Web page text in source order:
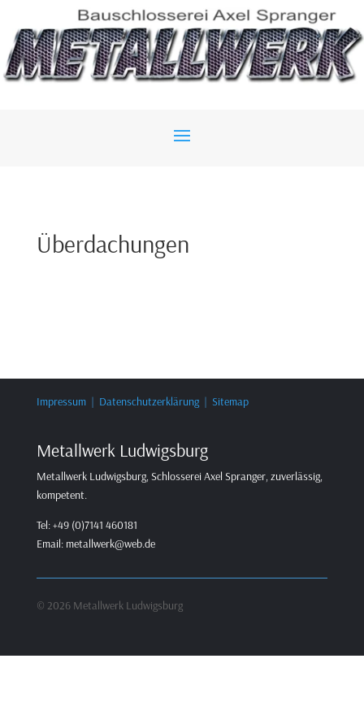
Überdachungen
Impressum| Datenschutzerklärung| Sitemap
Metallwerk Ludwigsburg
Metallwerk Ludwigsburg, Schlosserei Axel Spranger, zuverlässig,
kompetent.
Tel: +49 (0)7141 460181
Email: metallwerk@web.de
© 2026 Metallwerk Ludwigsburg